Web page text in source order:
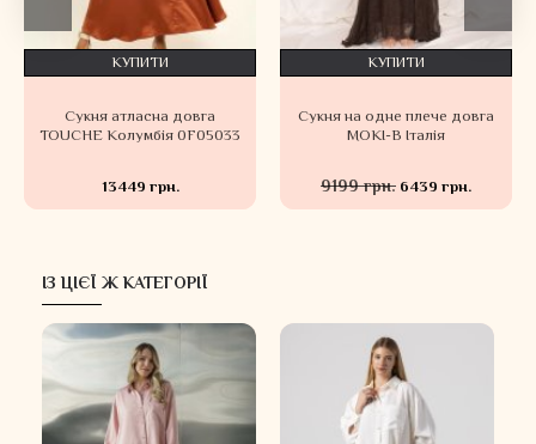
Сукня атласна довга
TOUCHE Колумбія 0F05033
13449 грн.
КУПИТИ
Сукня на одне плече довга
MOKI-B Італія
9199 грн. 6439 грн.
КУПИТИ
ІЗ ЦІЄЇ Ж КАТЕГОРІЇ